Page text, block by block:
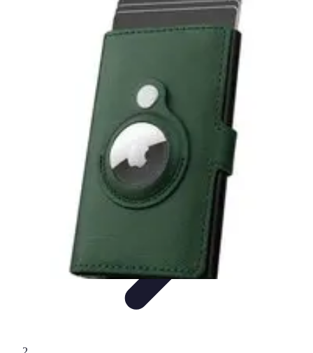
Crédits et Emprunts Frais et Tarifs
Gestion
Crédits et Financements
Conseil Banque